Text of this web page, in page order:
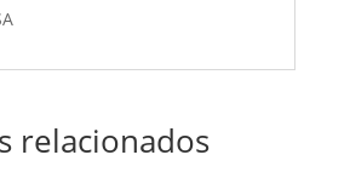
relacionados